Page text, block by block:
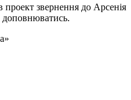
звернення до Арсенія
доповнюватись.